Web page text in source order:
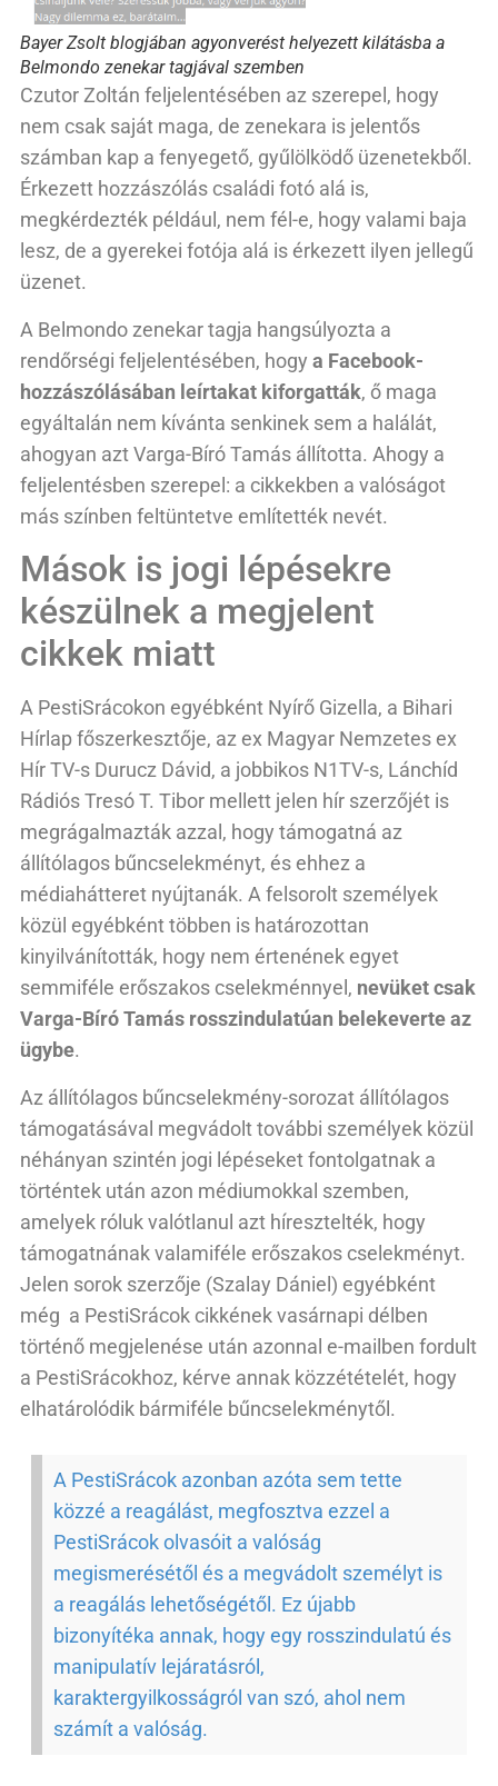
Bayer Zsolt blogjában agyonverést helyezett kilátásba a
Belmondo zenekar tagjával szemben
Czutor Zoltán feljelentésében az szerepel, hogy
nem csak saját maga, de zenekara is jelentős
számban kap a fenyegető, gyűlölködő üzenetekből.
Érkezett hozzászólás családi fotó alá is,
megkérdezték például, nem fél-e, hogy valami baja
lesz, de a gyerekei fotója alá is érkezett ilyen jellegű
üzenet.
A Belmondo zenekar tagja hangsúlyozta a
rendőrségi feljelentésében, hogy a Facebook-
hozzászólásában leírtakat kiforgatták, ő maga
egyáltalán nem kívánta senkinek sem a halálát,
ahogyan azt Varga-Bíró Tamás állította. Ahogy a
feljelentésben szerepel: a cikkekben a valóságot
más színben feltüntetve említették nevét.
Mások is jogi lépésekre
készülnek a megjelent
cikkek miatt
A PestiSrácokon egyébként Nyírő Gizella, a Bihari
Hírlap főszerkesztője, az ex Magyar Nemzetes ex
Hír TV-s Durucz Dávid, a jobbikos N1TV-s, Lánchíd
Rádiós Tresó T. Tibor mellett jelen hír szerzőjét is
megrágalmazták azzal, hogy támogatná az
állítólagos bűncselekményt, és ehhez a
médiahátteret nyújtanák. A felsorolt személyek
közül egyébként többen is határozottan
kinyilvánították, hogy nem értenének egyet
semmiféle erőszakos cselekménnyel, nevüket csak
Varga-Bíró Tamás rosszindulatúan belekeverte az
ügybe.
Az állítólagos bűncselekmény-sorozat állítólagos
támogatásával megvádolt további személyek közül
néhányan szintén jogi lépéseket fontolgatnak a
történtek után azon médiumokkal szemben,
amelyek róluk valótlanul azt híresztelték, hogy
támogatnának valamiféle erőszakos cselekményt.
Jelen sorok szerzője (Szalay Dániel) egyébként
még a PestiSrácok cikkének vasárnapi délben
történő megjelenése után azonnal e-mailben fordult
a PestiSrácokhoz, kérve annak közzétételét, hogy
elhatárolódik bármiféle bűncselekménytől.
A PestiSrácok azonban azóta sem tette
közzé a reagálást, megfosztva ezzel a
PestiSrácok olvasóit a valóság
megismerésétől és a megvádolt személyt is
a reagálás lehetőségétől. Ez újabb
bizonyítéka annak, hogy egy rosszindulatú és
manipulatív lejáratásról,
karaktergyilkosságról van szó, ahol nem
számít a valóság.